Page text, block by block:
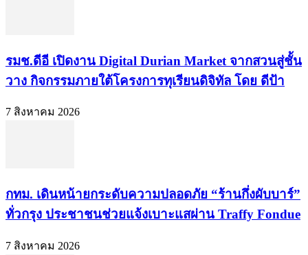
รมช.ดีอี เปิดงาน Digital Durian Market จากสวนสู่ชั้น
วาง กิจกรรมภายใต้โครงการทุเรียนดิจิทัล โดย ดีป้า
7 สิงหาคม 2026
กทม. เดินหน้ายกระดับความปลอดภัย “ร้านกึ่งผับบาร์”
ทั่วกรุง ประชาชนช่วยแจ้งเบาะแสผ่าน Traffy Fondue
7 สิงหาคม 2026